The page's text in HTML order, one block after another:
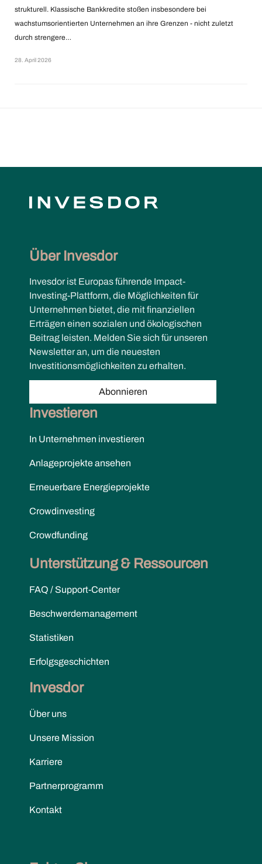
strukturell. Klassische Bankkredite stoßen insbesondere bei
wachstumsorientierten Unternehmen an ihre Grenzen - nicht zuletzt
durch strengere…
28. April 2026
Über Invesdor
Invesdor ist Europas führende Impact-
Investing-Plattform, die Möglichkeiten für
Unternehmen bietet, die mit finanziellen
Erträgen einen sozialen und ökologischen
Beitrag leisten. Melden Sie sich für unseren
Newsletter an, um die neuesten
Investitionsmöglichkeiten zu erhalten.
Abonnieren
Investieren
In Unternehmen investieren
Anlageprojekte ansehen
Erneuerbare Energieprojekte
Crowdinvesting
Crowdfunding
Unterstützung & Ressourcen
FAQ / Support-Center
Beschwerdemanagement
Statistiken
Erfolgsgeschichten
Invesdor
Über uns
Unsere Mission
Karriere
Partnerprogramm
Kontakt